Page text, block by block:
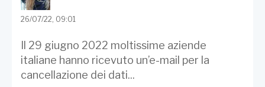
26/07/22, 09:01
Il 29 giugno 2022 moltissime aziende
italiane hanno ricevuto un’e-mail per la
cancellazione dei dati...